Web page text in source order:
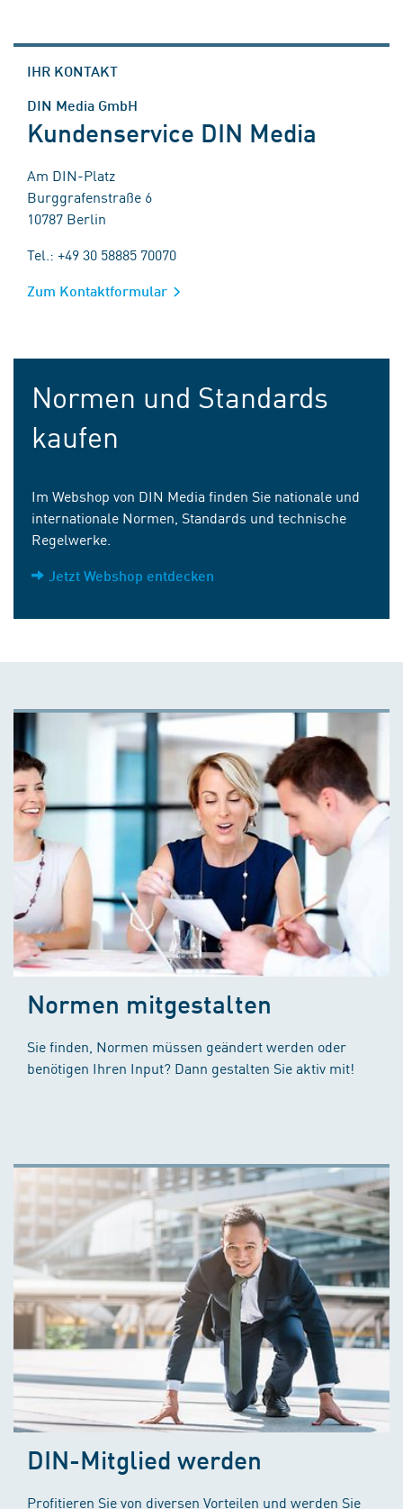
IHR KONTAKT
DIN Media GmbH
Kundenservice DIN Media
Am DIN-Platz
Burggrafenstraße 6
10787 Berlin
Tel.: +49 30 58885 70070
Zum Kontaktformular
Normen und Standards
kaufen
Im Webshop von DIN Media finden Sie nationale und
internationale Normen, Standards und technische
Regelwerke.
Jetzt Webshop entdecken
Normen mitgestalten
Sie finden, Normen müssen geändert werden oder
benötigen Ihren Input? Dann gestalten Sie aktiv mit!
DIN-Mitglied werden
Profitieren Sie von diversen Vorteilen und werden Sie